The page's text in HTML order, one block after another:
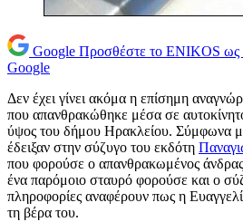
Google Προσθέστε το ENIKOS ως
Google
Δεν έχει γίνει ακόμα η επίσημη
που απανθρακώθηκε μέσα σε
ύψος του δήμου Ηρακλείου. Σύμφωνα
έδειξαν στην σύζυγο του εκδότη
που φορούσε ο απανθρακωμένος
ένα παρόμοιο σταυρό φορούσε και ο
πληροφορίες αναφέρουν πως η
τη βέρα του.